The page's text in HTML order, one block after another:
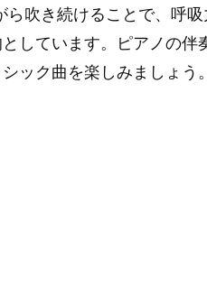
ら吹き続けることで、呼
しています。
ピアノの伴
ック曲を楽しみましょう。